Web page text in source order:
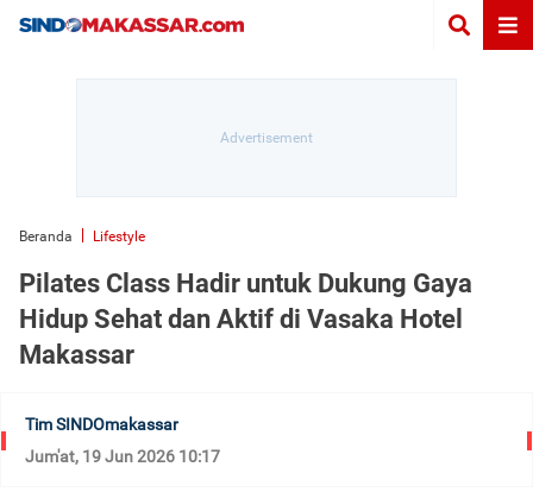
Beranda Lifestyle
Pilates Class Hadir untuk Dukung Gaya
Hidup Sehat dan Aktif di Vasaka Hotel
Makassar
Tim SINDOmakassar
Jum'at, 19 Jun 2026 10:17